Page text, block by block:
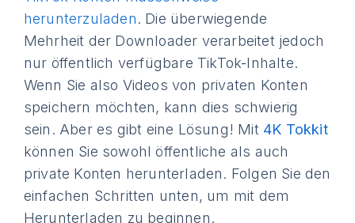
herunterzuladen. Die überwiegende
Mehrheit der Downloader verarbeitet jedoch
nur öffentlich verfügbare TikTok-Inhalte.
Wenn Sie also Videos von privaten Konten
speichern möchten, kann dies schwierig
sein. Aber es gibt eine Lösung! Mit 4K Tokkit
können Sie sowohl öffentliche als auch
private Konten herunterladen. Folgen Sie den
einfachen Schritten unten, um mit dem
Herunterladen zu beginnen.